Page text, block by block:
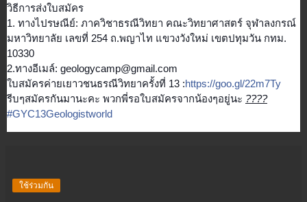
วิธีการส่งใบสมัคร
1. ทางไปรษณีย์: ภาควิชาธรณีวิทยา คณะวิทยาศาสตร์ จุฬาลงกรณ์
มหาวิทยาลัย เลขที่ 254 ถ.พญาไท แขวงวังใหม่ เขตปทุมวัน กทม.
10330
2.ทางอีเมล์: geologycamp@gmail.com
ใบสมัครค่ายเยาวชนธรณีวิทยาครั้งที่ 13 :https://goo.gl/22m7Ty
รีบๆสมัครกันมานะคะ พวกพี่รอใบสมัครจากน้องๆอยู่นะ ????
#GYC13Geologistworld
ใช้ร่วมกัน